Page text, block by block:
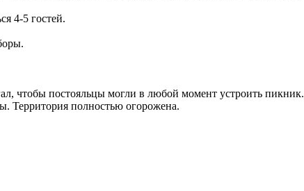
4-5 гостей.
чтобы постояльцы могли в любой момент устроить пикник.
Территория полностью огорожена.